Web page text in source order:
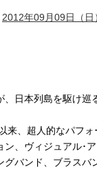
2012年09月09日（
日本列島を駆け巡
来、超人的なパフ
ン、ヴィジュアル･
グバンド、ブラス